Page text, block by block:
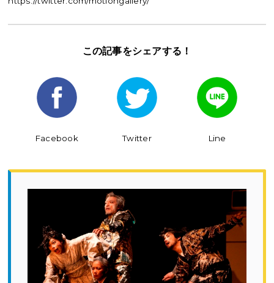
この記事をシェアする！
Facebook Twitter Line